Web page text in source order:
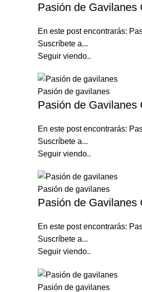
Pasión de Gavilanes
En este post encontrarás:
Suscríbete a...
Seguir viendo..
Pasión de gavilanes
Pasión de Gavilanes
En este post encontrarás:
Suscríbete a...
Seguir viendo..
Pasión de gavilanes
Pasión de Gavilanes
En este post encontrarás:
Suscríbete a...
Seguir viendo..
Pasión de gavilanes